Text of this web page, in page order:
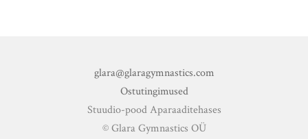
glara@glaragymnastics.com
Ostutingimused
Stuudio-pood Aparaaditehases
© Glara Gymnastics OÜ